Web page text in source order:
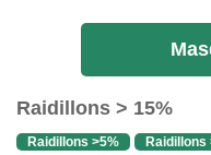
Raidillons > 15%
Raidillons >5% Raidillons